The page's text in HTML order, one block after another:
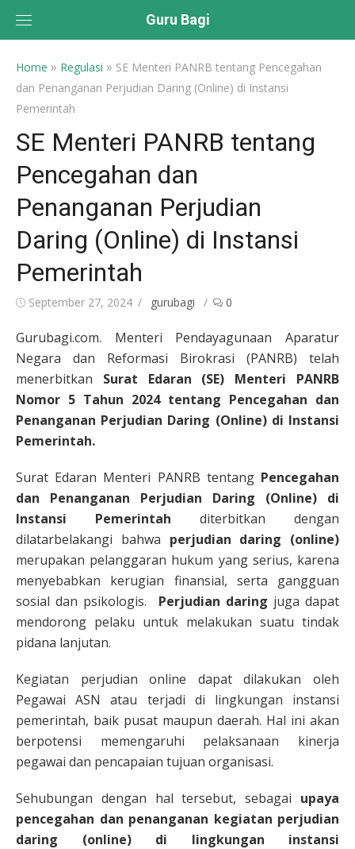
Guru Bagi
Home » Regulasi » SE Menteri PANRB tentang Pencegahan
dan Penanganan Perjudian Daring (Online) di Instansi
Pemerintah
SE Menteri PANRB tentang
Pencegahan dan
Penanganan Perjudian
Daring (Online) di Instansi
Pemerintah
Posted
September 27, 2024 Author
gurubagi 0
Gurubagi.com. Menteri Pendayagunaan Aparatur
Negara dan Reformasi Birokrasi (PANRB) telah
menerbitkan Surat Edaran (SE) Menteri PANRB
Nomor 5 Tahun 2024 tentang Pencegahan dan
Penanganan Perjudian Daring (Online) di Instansi
Pemerintah.
Surat Edaran Menteri PANRB tentang Pencegahan
dan Penanganan Perjudian Daring (Online) di
Instansi Pemerintah diterbitkan dengan
dilatarbelakangi bahwa perjudian daring (online)
merupakan pelanggaran hukum yang serius, karena
menyebabkan kerugian finansial, serta gangguan
sosial dan psikologis. Perjudian daring juga dapat
mendorong pelaku untuk melakukan suatu tindak
pidana lanjutan.
Kegiatan perjudian online dapat dilakukan oleh
Pegawai ASN atau terjadi di lingkungan instansi
pemerintah, baik pusat maupun daerah. Hal ini akan
berpotensi memengaruhi pelaksanaan kinerja
pegawai dan pencapaian tujuan organisasi.
Sehubungan dengan hal tersebut, sebagai upaya
pencegahan dan penanganan kegiatan perjudian
daring (online) di lingkungan instansi